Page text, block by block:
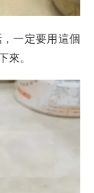
一定要用這個
來。